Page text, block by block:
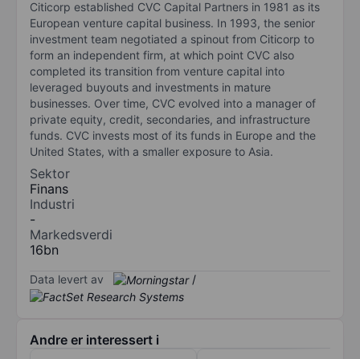
Citicorp established CVC Capital Partners in 1981 as its
European venture capital business. In 1993, the senior
investment team negotiated a spinout from Citicorp to
form an independent firm, at which point CVC also
completed its transition from venture capital into
leveraged buyouts and investments in mature
businesses. Over time, CVC evolved into a manager of
private equity, credit, secondaries, and infrastructure
funds. CVC invests most of its funds in Europe and the
United States, with a smaller exposure to Asia.
Sektor
Finans
Industri
-
Markedsverdi
16bn
Data levert av /
Andre er interessert i